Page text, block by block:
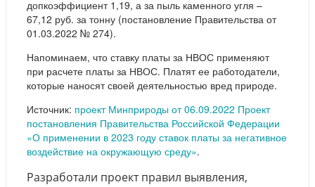
допкоэффициент 1,19, а за пыль каменного угля –
67,12 руб. за тонну (постановление Правительства от
01.03.2022 № 274).
Напоминаем, что ставку платы за НВОС применяют
при расчете платы за НВОС. Платят ее работодатели,
которые наносят своей деятельностью вред природе.
Источник: проект Минприроды от 06.09.2022 Проект
постановления Правительства Российской Федерации
«О применении в 2023 году ставок платы за негативное
воздействие на окружающую среду».
Разработали проект правил выявления,